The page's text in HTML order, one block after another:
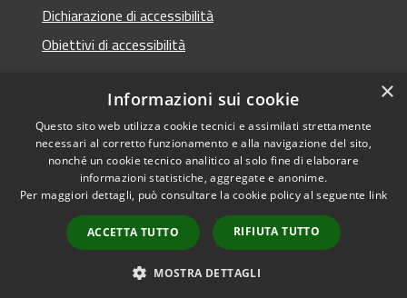
Dichiarazione di accessibilità
Obiettivi di accessibilità
RSS
Accessibilità
Cookie
Mappa del sito
Webmail - Posta
elettronica comunale
Copyright © 2026 • Comune di
Termini Imerese • Powered
byMunicipium•
redazione
×
Informazioni sui cookie
Questo sito web utilizza cookie tecnici e assimilati strettamente
necessari al corretto funzionamento e alla navigazione del sito,
nonché un cookie tecnico analitico al solo fine di elaborare
informazioni statistiche, aggregate e anonime.
Per maggiori dettagli, può consultare la cookie policy al seguente link
ACCETTA TUTTO RIFIUTA TUTTO
MOSTRA DETTAGLI